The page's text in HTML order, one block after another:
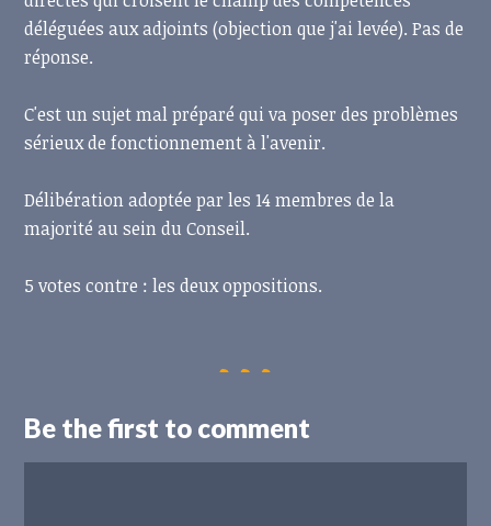
déléguées aux adjoints (objection que j'ai levée). Pas de
réponse.
C'est un sujet mal préparé qui va poser des problèmes
sérieux de fonctionnement à l'avenir.
Délibération adoptée par les 14 membres de la
majorité au sein du Conseil.
5 votes contre : les deux oppositions.
Be the first to comment